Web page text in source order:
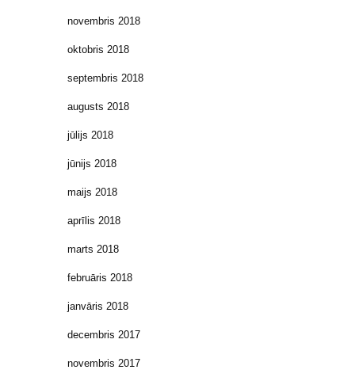
novembris 2018
oktobris 2018
septembris 2018
augusts 2018
jūlijs 2018
jūnijs 2018
maijs 2018
aprīlis 2018
marts 2018
februāris 2018
janvāris 2018
decembris 2017
novembris 2017